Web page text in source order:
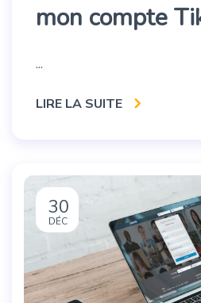
mon compte
...
LIRE LA SUITE
30
DÉC